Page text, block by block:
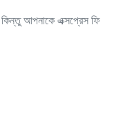
কিন্তু আপনাকে এক্সপ্রেস ফি